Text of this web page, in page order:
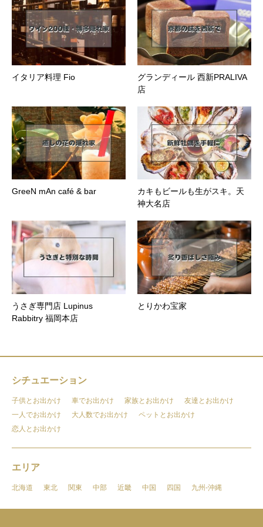
イタリア料理 Fio
グランディール 西新PRALIVA
店
GreeN mAn café & bar
カキもビールも生がスキ。天
神大名店
うさぎ専門店 Lupinus
Rabbitry 福岡本店
とりかわ宝家
シチュエーション
子供とお出かけ 車でお出かけ 家族とお出かけ
友達とお出かけ
一人でお出かけ
大人数でお出かけ
ペットとお出かけ
恋人とお出かけ
エリア
北海道 東北 関東 中部 近畿 中国 四国 九州-沖縄